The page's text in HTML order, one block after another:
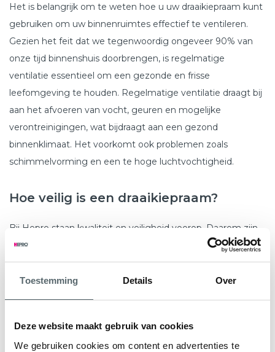
Toestemming Details Over
Deze website maakt gebruik van cookies
We gebruiken cookies om content en advertenties te
Het is belangrijk om te weten hoe u uw draaikiepraam kunt
gebruiken om uw binnenruimtes effectief te ventileren.
Gezien het feit dat we tegenwoordig ongeveer 90% van
onze tijd binnenshuis doorbrengen, is regelmatige
ventilatie essentieel om een gezonde en frisse
leefomgeving te houden. Regelmatige ventilatie draagt bij
aan het afvoeren van vocht, geuren en mogelijke
verontreinigingen, wat bijdraagt aan een gezond
binnenklimaat. Het voorkomt ook problemen zoals
schimmelvorming en een te hoge luchtvochtigheid.
Hoe veilig is een draaikiepraam?
Bij Hepro staan kwaliteit en veiligheid voorop. Daarom zijn
onze draaikiepramen voorzien van het onafhankelijke
KOMO keurmerkwat garant staat voor een duurzaam en
kwalitatief hoogwaardig product. Daarnaast is het hang- en
minuten garandeert. Met een draaikiepraam van Hepro
kiest u dus niet alleen voor comfort en isolatie, maar ook